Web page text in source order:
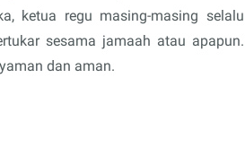
ketua regu masing-masing selalu
sesama jamaah atau apapun.
dan aman.